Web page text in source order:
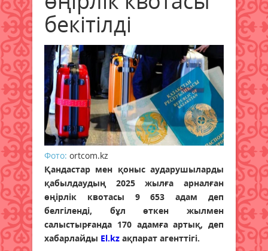
бекітілді
Фото: ortcom.kz
Қандастар мен қоныс аударушыларды
қабылдаудың 2025 жылға арналған
өңірлік квотасы 9 653 адам деп
белгіленді, бұл өткен жылмен
салыстырғанда 170 адамға артық, деп
хабарлайды El.kz ақпарат агенттігі.